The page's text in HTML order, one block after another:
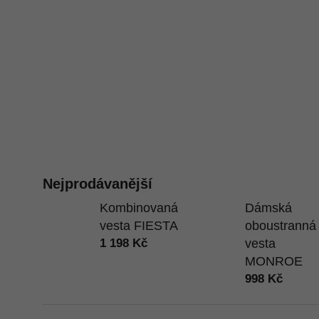
Nejprodávanější
Kombinovaná
vesta FIESTA
1 198 Kč
Dámská
oboustranná
vesta
MONROE
998 Kč